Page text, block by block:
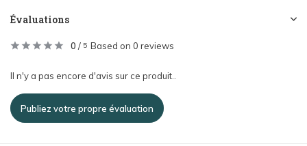
Évaluations
0 / 5 Based on 0 reviews
Il n'y a pas encore d'avis sur ce produit..
Publiez votre propre évaluation